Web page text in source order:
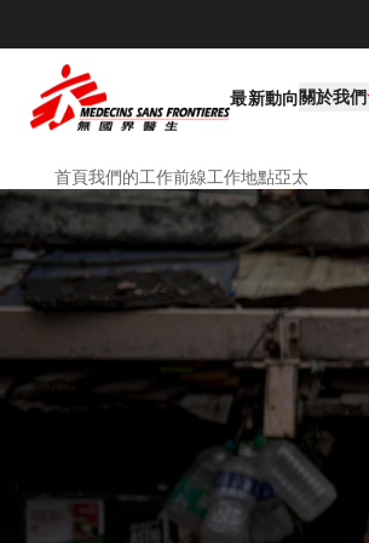
最新動向關於我們
首頁我們的工作前線工作地點亞太